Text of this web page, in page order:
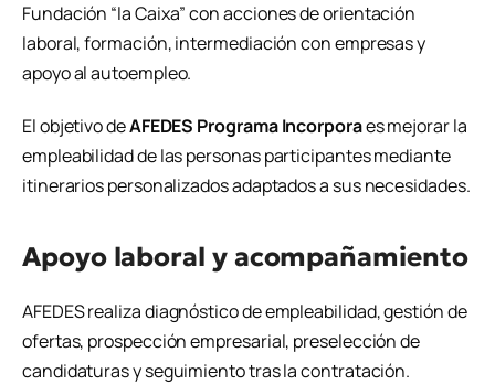
Fundación “la Caixa” con acciones de orientación
laboral, formación, intermediación con empresas y
apoyo al autoempleo.
El objetivo deAFEDES Programa Incorporaes mejorar la
empleabilidad de las personas participantes mediante
itinerarios personalizados adaptados a sus necesidades.
Apoyo laboral y acompañamiento
AFEDES realiza diagnóstico de empleabilidad, gestión de
ofertas, prospección empresarial, preselección de
candidaturas y seguimiento tras la contratación.